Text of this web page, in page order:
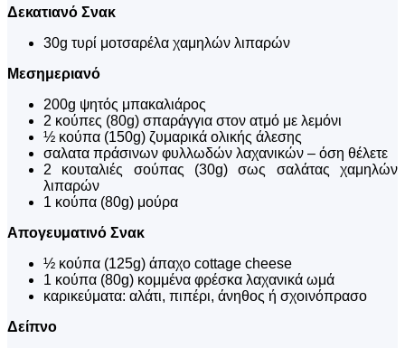
Δεκατιανό Σνακ
30g τυρί μοτσαρέλα χαμηλών λιπαρών
Μεσημεριανό
200g ψητός μπακαλιάρος
2 κούπες (80g) σπαράγγια στον ατμό με λεμόνι
½ κούπα (150g) ζυμαρικά ολικής άλεσης
σαλατα πράσινων φυλλωδών λαχανικών – όση θέλετε
2 κουταλιές σούπας (30g) σως σαλάτας χαμηλών
λιπαρών
1 κούπα (80g) μούρα
Απογευματινό Σνακ
½ κούπα (125g) άπαχο cottage cheese
1 κούπα (80g) κομμένα φρέσκα λαχανικά ωμά
καρικεύματα: αλάτι, πιπέρι, άνηθος ή σχοινόπρασο
Δείπνο